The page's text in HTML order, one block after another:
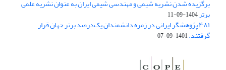
برگزیده شدن نشریه شیمی و مهندسی شیمی ایران به عنوان نشریه علمی
برتر1404-09-11
۴۸۱ پژوهشگر ایرانی در زمره دانشمندان یک‌درصد برتر جهان قرار
گرفتند.1401-09-07